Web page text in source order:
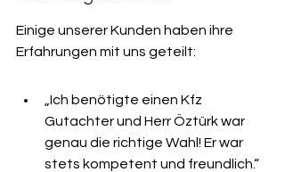
Einige unserer Kunden haben ihre
Erfahrungen mit uns geteilt:
„Ich benötigte einen Kfz
Gutachter und Herr Öztürk war
genau die richtige Wahl! Er war
stets kompetent und freundlich.“